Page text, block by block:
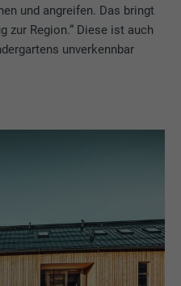
und angreifen. Das bringt
zur Region.“ Diese ist auch
unverkennbar